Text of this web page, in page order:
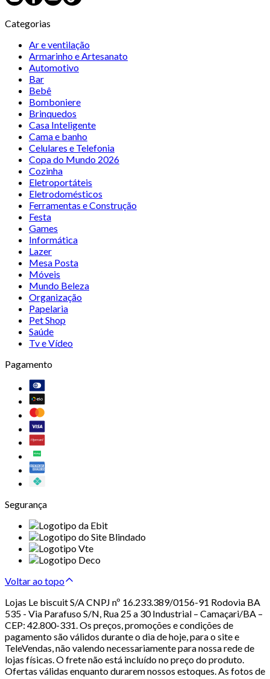
Categorias
Ar e ventilação
Armarinho e Artesanato
Automotivo
Bar
Bebê
Bomboniere
Brinquedos
Casa Inteligente
Cama e banho
Celulares e Telefonia
Copa do Mundo 2026
Cozinha
Eletroportáteis
Eletrodomésticos
Ferramentas e Construção
Festa
Games
Informática
Lazer
Mesa Posta
Móveis
Mundo Beleza
Organização
Papelaria
Pet Shop
Saúde
Tv e Vídeo
Pagamento
Segurança
Voltar ao topo
Lojas Le biscuit S/A CNPJ nº 16.233.389/0156-91 Rodovia BA
535 - Via Parafuso S/N, Rua 25 a 30 Industrial – Camaçari/BA –
CEP: 42.800-331. Os preços, promoções e condições de
pagamento são válidos durante o dia de hoje, para o site e
TeleVendas, não valendo necessariamente para nossa rede de
lojas físicas. O frete não está incluído no preço do produto.
Ofertas válidas enquanto durarem nossos estoques. As fotos de